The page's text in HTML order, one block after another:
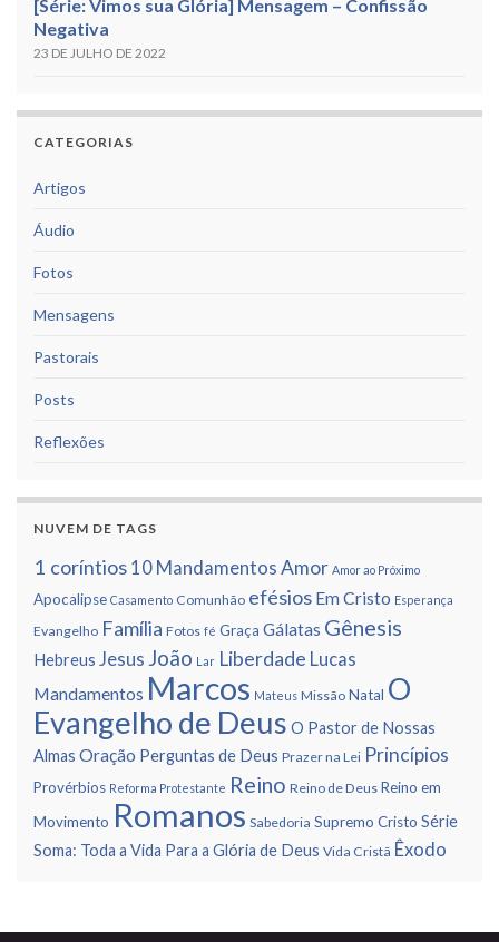
[Série: Vimos sua Glória] Mensagem – Confissão
Negativa
23 DE JULHO DE 2022
CATEGORIAS
Artigos
Áudio
Fotos
Mensagens
Pastorais
Posts
Reflexões
NUVEM DE TAGS
1 corí­ntios 10 Mandamentos Amor Amor ao Próximo
Apocalipse Casamento Comunhão efésios Em Cristo Esperança
Evangelho Famí­lia Fotos fé Graça Gálatas Gênesis
Hebreus Jesus João Lar Liberdade Lucas
Mandamentos Marcos Mateus Missão Natal O
Evangelho de Deus O Pastor de Nossas
Almas Oração Perguntas de Deus Prazer na Lei Princí­pios
Provérbios Reforma Protestante Reino Reino de Deus Reino em
Movimento Romanos Sabedoria Supremo Cristo Série
Soma: Toda a Vida Para a Glória de Deus Vida Cristã Êxodo